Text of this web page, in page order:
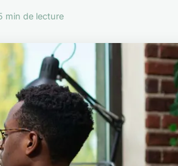
min de lecture